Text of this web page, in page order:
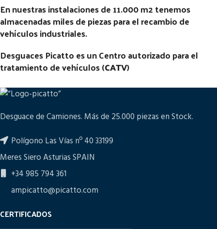
En nuestras instalaciones de 11.000 m2 tenemos
almacenadas miles de piezas para el recambio de
vehículos industriales.
Desguaces Picatto es un Centro autorizado para el
tratamiento de vehículos (CATV)
Desguace de Camiones. Más de 25.000 piezas en Stock.
Polígono Las Vías nº 40 33199
Meres Siero Asturias SPAIN
+34 985 794 361
ampicatto@picatto.com
CERTIFICADOS